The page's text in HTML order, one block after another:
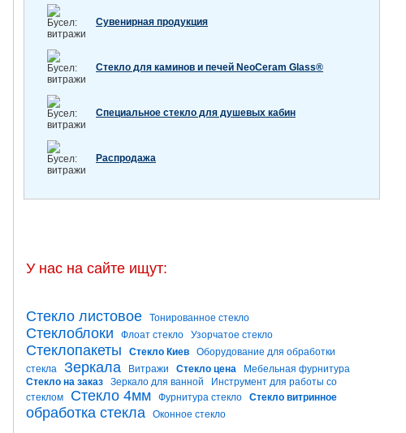
Сувенирная продукция
Стекло для каминов и печей NeoCeram Glass®
Специальное стекло для душевых кабин
Распродажа
У нас на сайте ищут:
Стекло листовое Тонированное стекло
Стеклоблоки Флоат стекло Узорчатое стекло
Стеклопакеты Стекло Киев
Оборудование для обработки
стекла
Зеркала Витражи Стекло цена
Мебельная фурнитура
Стекло на заказ
Зеркало для ванной
Инструмент для работы со
стеклом
Стекло 4мм Фурнитура стекло Стекло витринное
обработка стекла Оконное стекло